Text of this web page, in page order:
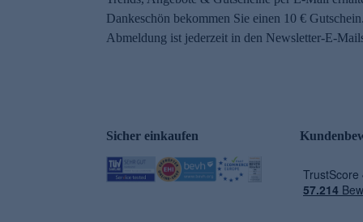
Dankeschön bekommen Sie einen 10 €
Abmeldung ist jederzeit in den Newsletter-E-
Sicher einkaufen